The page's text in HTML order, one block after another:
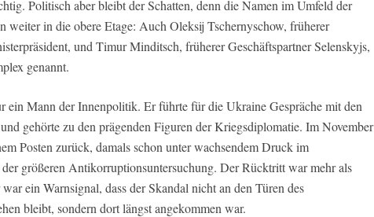
Politisch aber bleibt der Schatten, denn die Namen im Umfeld der
weiter in die obere Etage: Auch Oleksij Tschernyschow, früherer
und Timur Minditsch, früherer Geschäftspartner Selenskyjs,
genannt.
ein Mann der Innenpolitik. Er führte für die Ukraine Gespräche mit den
gehörte zu den prägenden Figuren der Kriegsdiplomatie. Im November
Posten zurück, damals schon unter wachsendem Druck im
größeren Antikorruptionsuntersuchung. Der Rücktritt war mehr als
ein Warnsignal, dass der Skandal nicht an den Türen des
bleibt, sondern dort längst angekommen war.